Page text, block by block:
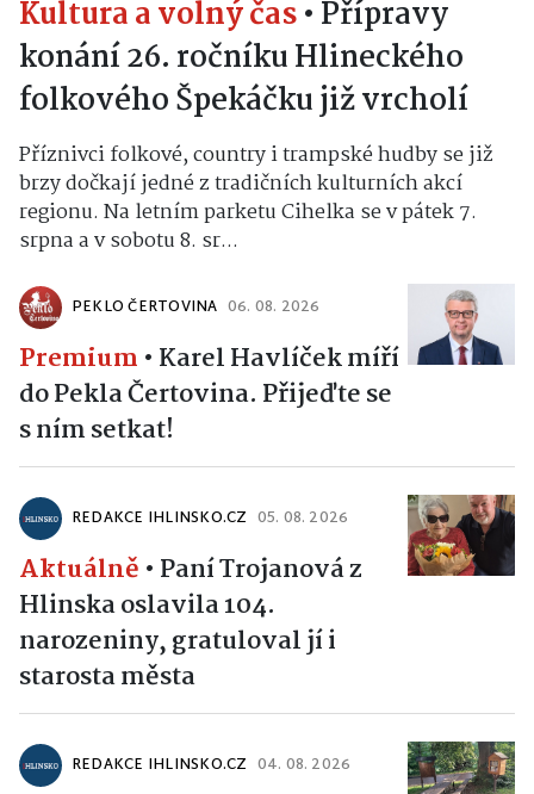
Kultura a volný čas• Přípravy
konání 26. ročníku Hlineckého
folkového Špekáčku již vrcholí
Příznivci folkové, country i trampské hudby se již
brzy dočkají jedné z tradičních kulturních akcí
regionu. Na letním parketu Cihelka se v pátek 7.
srpna a v sobotu 8. sr...
PEKLO ČERTOVINA 06. 08. 2026
Premium • Karel Havlíček míří
do Pekla Čertovina. Přijeďte se
s ním setkat!
REDAKCE IHLINSKO.CZ 05. 08. 2026
Aktuálně • Paní Trojanová z
Hlinska oslavila 104.
narozeniny, gratuloval jí i
starosta města
REDAKCE IHLINSKO.CZ 04. 08. 2026